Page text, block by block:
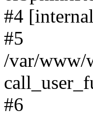
#4
#5
/var/www/
#6